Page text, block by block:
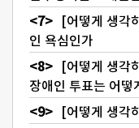
[어떻게 생각
인 욕심인가
[어떻게 생각
장애인 투표는 어떻
[어떻게 생각